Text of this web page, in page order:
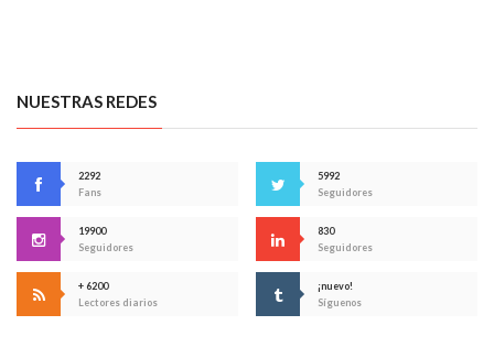
NUESTRAS REDES
2292
Fans
5992
Seguidores
19900
Seguidores
830
Seguidores
+ 6200
Lectores diarios
¡nuevo!
Síguenos